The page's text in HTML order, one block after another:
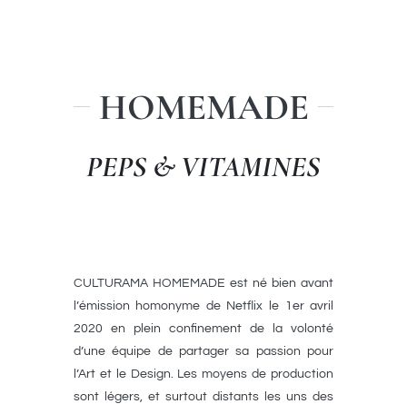
HOMEMADE
PEPS & VITAMINES
CULTURAMA HOMEMADE est né bien avant
l’émission homonyme de Netflix le 1er avril
2020 en plein confinement de la volonté
d’une équipe de partager sa passion pour
l’Art et le Design. Les moyens de production
sont légers, et surtout distants les uns des